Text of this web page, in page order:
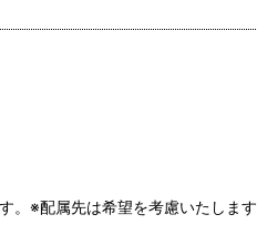
。※配属先は希望を考慮いたします